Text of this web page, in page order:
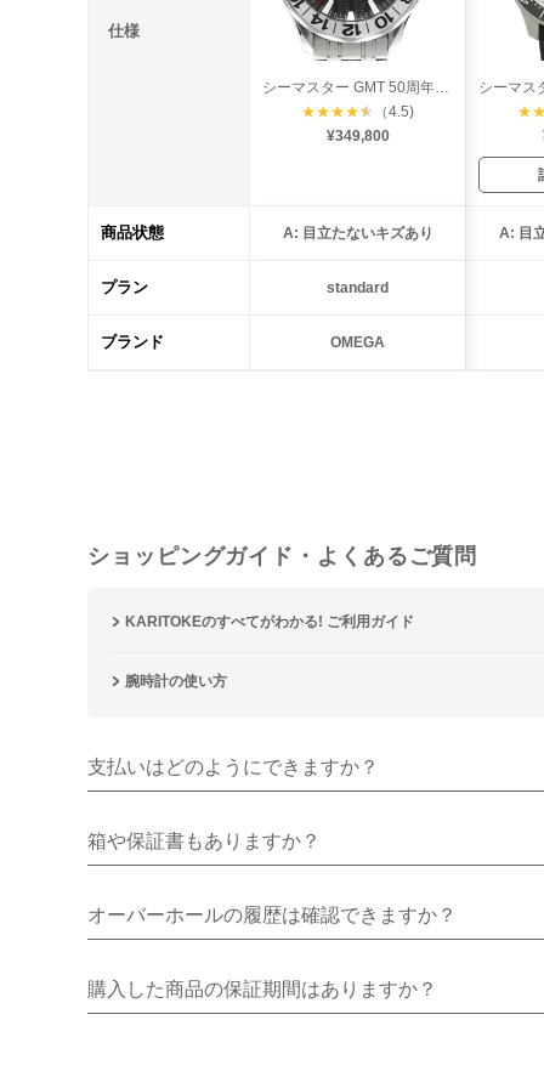
仕様
シーマスター GMT 50周年モデル
★★★★★
（4.5)
¥349,800
★
商品状態 A: 目立たないキズあり A: 目
プラン standard
ブランド OMEGA
ショッピングガイド・よくあるご質問
KARITOKEのすべてがわかる! ご利用ガイド
腕時計の使い方
支払いはどのようにできますか？
箱や保証書もありますか？
オーバーホールの履歴は確認できますか？
購入した商品の保証期間はありますか？